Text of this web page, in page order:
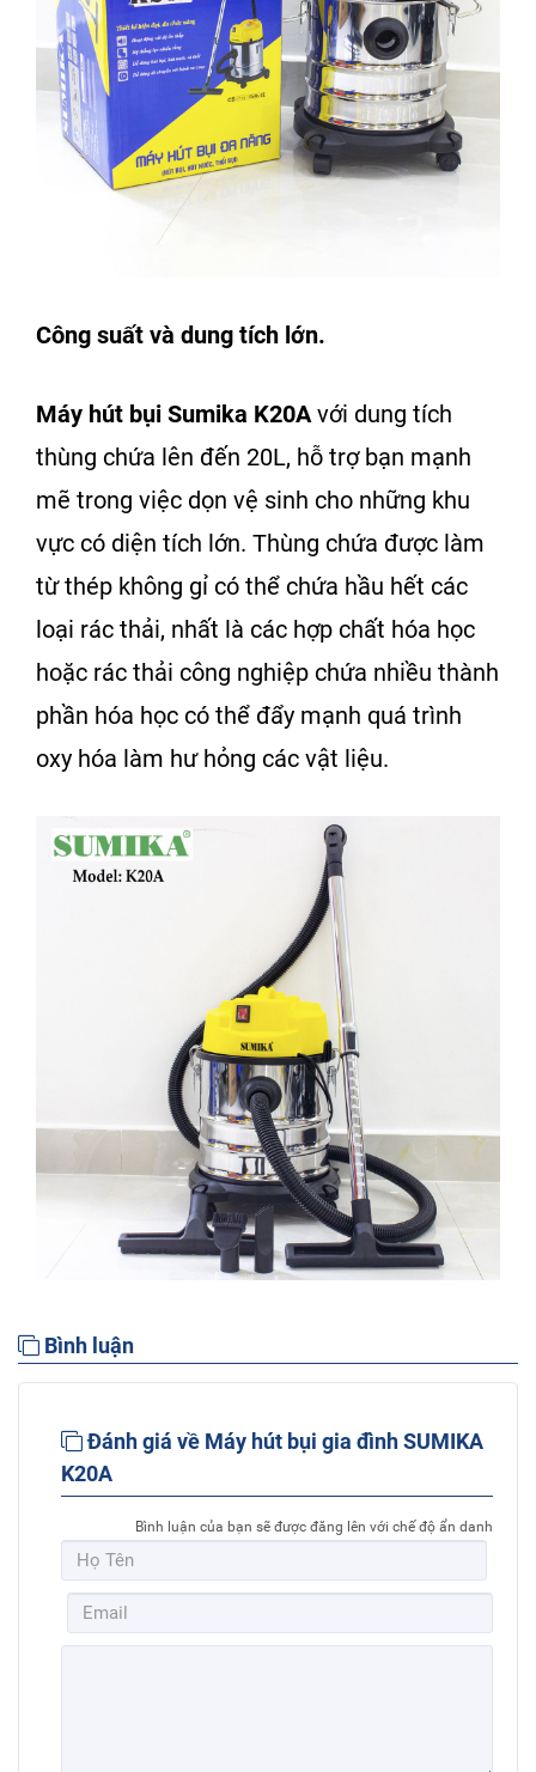
Công suất và dung tích lớn.
Máy hút bụi Sumika K20Avới dung tích
thùng chứa lên đến 20L, hỗ trợ bạn mạnh
mẽ trong việc dọn vệ sinh cho những khu
vực có diện tích lớn. Thùng chứa được làm
từ thép không gỉ có thể chứa hầu hết các
loại rác thải, nhất là các hợp chất hóa học
hoặc rác thải công nghiệp chứa nhiều thành
phần hóa học có thể đẩy mạnh quá trình
oxy hóa làm hư hỏng các vật liệu.
Bình luận
Đánh giá về Máy hút bụi gia đình SUMIKA
K20A
Bình luận của bạn sẽ được đăng lên với chế độ ẩn danh